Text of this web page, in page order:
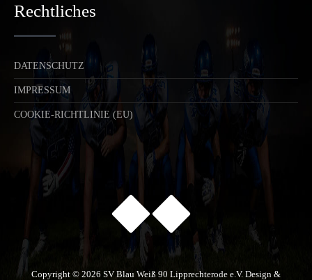
Rechtliches
DATENSCHUTZ
IMPRESSUM
COOKIE-RICHTLINIE (EU)
Copyright © 2026 SV Blau Weiß 90 Lipprechterode e.V. Design &